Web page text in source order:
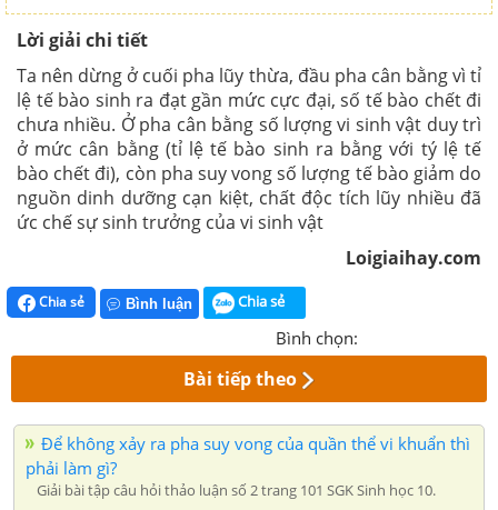
Lời giải chi tiết
Ta nên dừng ở cuối pha lũy thừa, đầu pha cân bằng vì tỉ
lệ tế bào sinh ra đạt gần mức cực đại, số tế bào chết đi
chưa nhiều. Ở pha cân bằng số lượng vi sinh vật duy trì
ở mức cân bằng (tỉ lệ tế bào sinh ra bằng với tý lệ tế
bào chết đi), còn pha suy vong số lượng tế bào giảm do
nguồn dinh dưỡng cạn kiệt, chất độc tích lũy nhiều đã
ức chế sự sinh trưởng của vi sinh vật
Loigiaihay.com
Chia sẻ Bình luận Chia sẻ
Bình chọn:
Bài tiếp theo
Để không xảy ra pha suy vong của quần thể vi khuẩn thì
phải làm gì?
Giải bài tập câu hỏi thảo luận số 2 trang 101 SGK Sinh học 10.